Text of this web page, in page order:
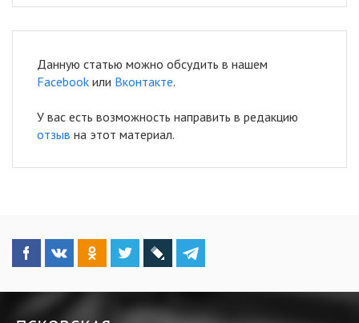
Данную статью можно обсудить в нашем
Facebook или Вконтакте.
У вас есть возможность направить в редакцию
отзыв на этот материал.